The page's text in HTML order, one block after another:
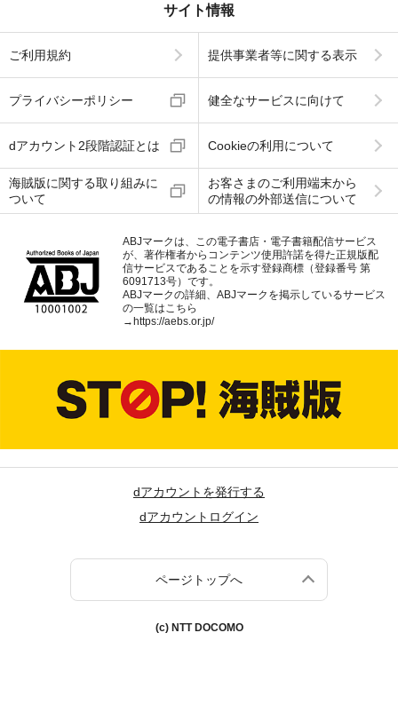
サイト情報
ご利用規約 提供事業者等に関する表示
プライバシーポリシー 健全なサービスに向けて
dアカウント2段階認証とは Cookieの利用について
海賊版に関する取り組みに
ついて
お客さまのご利用端末から
の情報の外部送信について
ABJマークは、この電子書店・電子書籍配信サービス
が、著作権者からコンテンツ使用許諾を得た正規版配
信サービスであることを示す登録商標（登録番号 第
6091713号）です。
ABJマークの詳細、ABJマークを掲示しているサービス
の一覧はこちら
→https://aebs.or.jp/
dアカウントを発行する
dアカウントログイン
ページトップへ
(c) NTT DOCOMO